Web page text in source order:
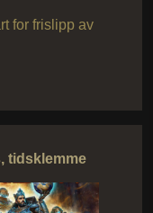
for frislipp av
tidsklemme